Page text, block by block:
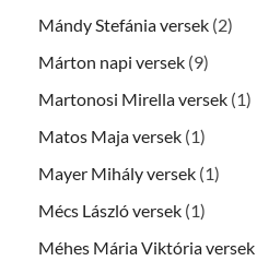
Mándy Stefánia versek (2)
Márton napi versek (9)
Martonosi Mirella versek (1)
Matos Maja versek (1)
Mayer Mihály versek (1)
Mécs László versek (1)
Méhes Mária Viktória versek